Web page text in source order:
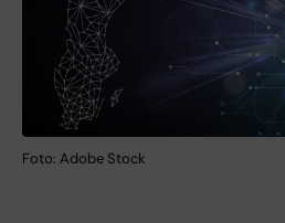
Foto: Adobe Stock